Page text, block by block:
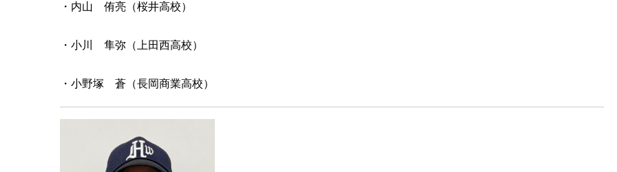
・内山 侑亮（桜井高校）
・小川 隼弥（上田西高校）
・小野塚 蒼（長岡商業高校）